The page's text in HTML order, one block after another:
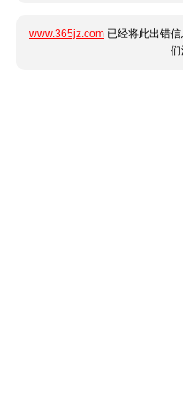
www.365jz.com 已经将此出错
们